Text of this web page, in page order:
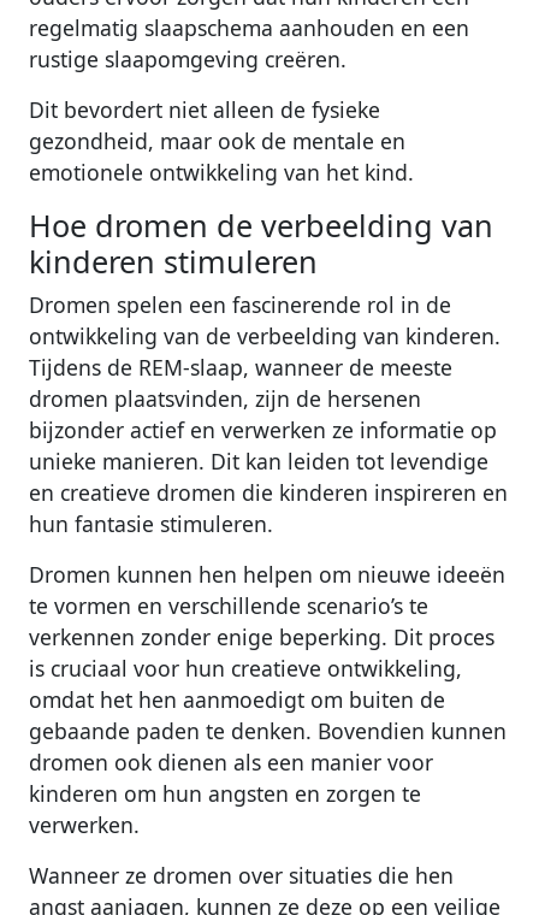
regelmatig slaapschema aanhouden en een
rustige slaapomgeving creëren.
Dit bevordert niet alleen de fysieke
gezondheid, maar ook de mentale en
emotionele ontwikkeling van het kind.
Hoe dromen de verbeelding van
kinderen stimuleren
Dromen spelen een fascinerende rol in de
ontwikkeling van de verbeelding van kinderen.
Tijdens de REM-slaap, wanneer de meeste
dromen plaatsvinden, zijn de hersenen
bijzonder actief en verwerken ze informatie op
unieke manieren. Dit kan leiden tot levendige
en creatieve dromen die kinderen inspireren en
hun fantasie stimuleren.
Dromen kunnen hen helpen om nieuwe ideeën
te vormen en verschillende scenario’s te
verkennen zonder enige beperking. Dit proces
is cruciaal voor hun creatieve ontwikkeling,
omdat het hen aanmoedigt om buiten de
gebaande paden te denken. Bovendien kunnen
dromen ook dienen als een manier voor
kinderen om hun angsten en zorgen te
verwerken.
Wanneer ze dromen over situaties die hen
angst aanjagen, kunnen ze deze op een veilige